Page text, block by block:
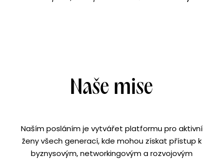
Naše mise
Naším posláním je vytvářet platformu pro aktivní
ženy všech generací, kde mohou získat přístup k
byznysovým, networkingovým a rozvojovým